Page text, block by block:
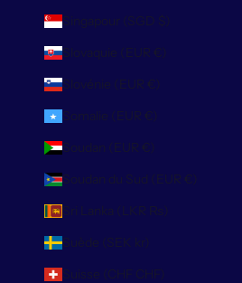
Singapour (SGD $)
Slovaquie (EUR €)
Slovénie (EUR €)
Somalie (EUR €)
Soudan (EUR €)
Soudan du Sud (EUR €)
Sri Lanka (LKR ₨)
Suède (SEK kr)
Suisse (CHF CHF)